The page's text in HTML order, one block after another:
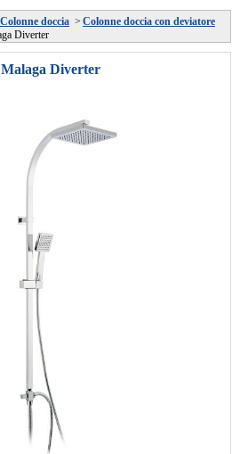
Colonne doccia > Colonne doccia con deviatore
Diverter
Diverter